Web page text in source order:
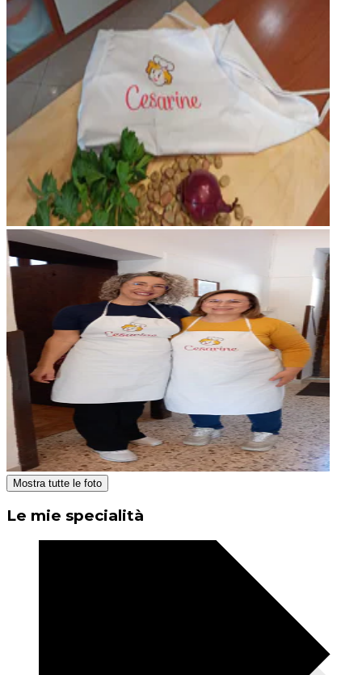
Mostra tutte le foto
Le mie specialità